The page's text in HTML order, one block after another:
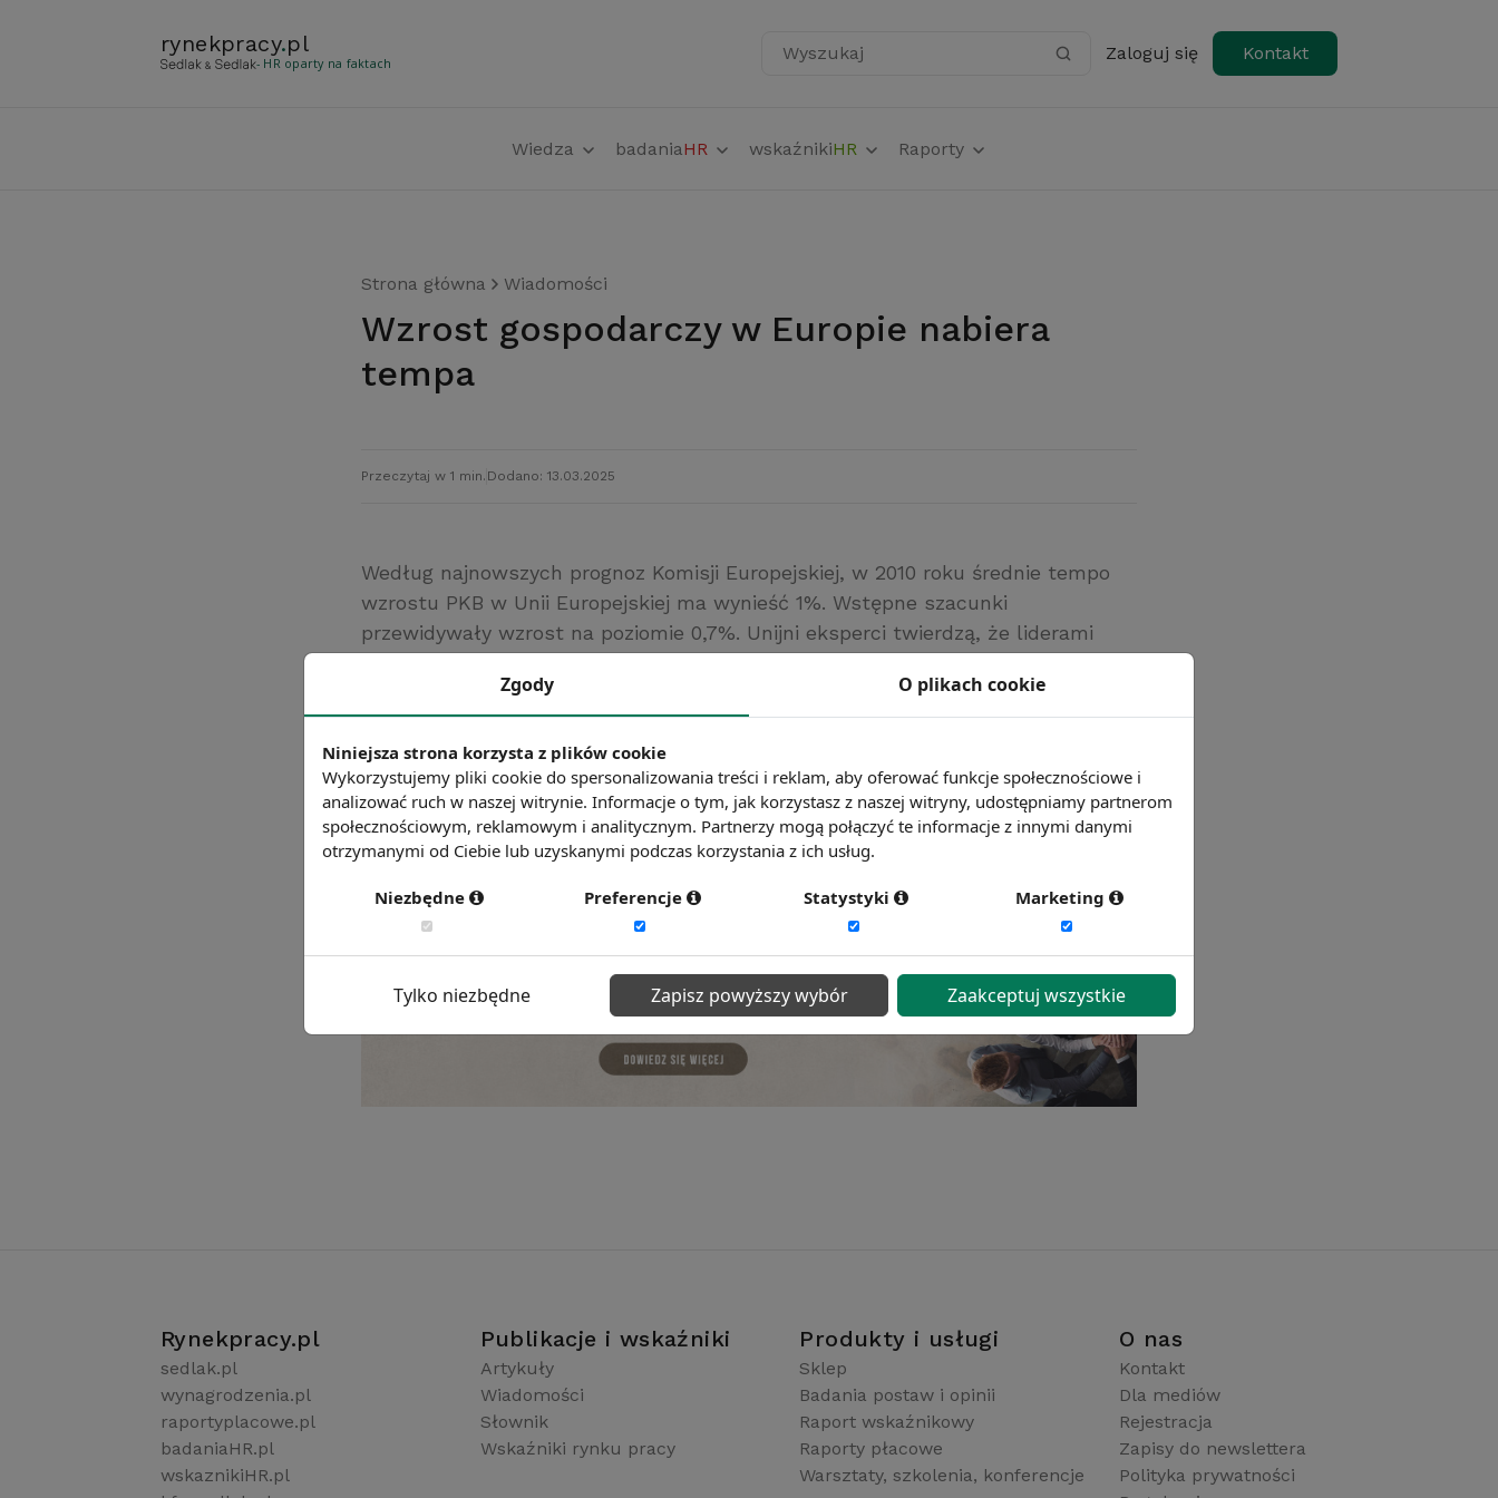
rynekpracy.pl
- HR oparty na faktach Wyszukaj Zaloguj się Kontakt
Wiedza badaniaHR wskaźnikiHR Raporty
Strona główna Wiadomości
Wzrost gospodarczy w Europie nabiera
tempa
Przeczytaj w 1 min. Dodano: 13.03.2025
Według najnowszych prognoz Komisji Europejskiej, w 2010 roku średnie tempo
wzrostu PKB w Unii Europejskiej ma wynieść 1%. Wstępne szacunki
przewidywały wzrost na poziomie 0,7%. Unijni eksperci twierdzą, że liderami
minusie pozostanie 5 spośród 27 państw Wspólnoty. Największy spadek wystąpi
na Łotwie (-3,5%) oraz w Grecji (-3%).
Źródło: rp.pl
Chcesz wiedzieć więcej?Zobacz więcej wiadomości
Rynekpracy.pl
sedlak.pl
wynagrodzenia.pl
raportyplacowe.pl
badaniaHR.pl
wskaznikiHR.pl
Publikacje i wskaźniki
Artykuły
Wiadomości
Słownik
Wskaźniki rynku pracy
Produkty i usługi
Sklep
Badania postaw i opinii
Raport wskaźnikowy
Raporty płacowe
Warsztaty, szkolenia, konferencje
O nas
Kontakt
Dla mediów
Rejestracja
Zapisy do newslettera
Polityka prywatności
Zgody O plikach cookie
Niniejsza strona korzysta z plików cookie
Wykorzystujemy pliki cookie do spersonalizowania treści i reklam, aby oferować funkcje społecznościowe i
analizować ruch w naszej witrynie. Informacje o tym, jak korzystasz z naszej witryny, udostępniamy partnerom
społecznościowym, reklamowym i analitycznym. Partnerzy mogą połączyć te informacje z innymi danymi
otrzymanymi od Ciebie lub uzyskanymi podczas korzystania z ich usług.
Niezbędne Preferencje Statystyki Marketing
Tylko niezbędne Zapisz powyższy wybór Zaakceptuj wszystkie